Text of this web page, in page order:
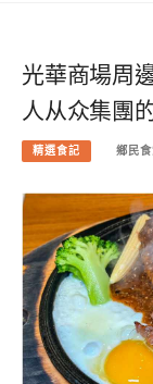
光華商場周
人从众集團
精選食記 鄉民食